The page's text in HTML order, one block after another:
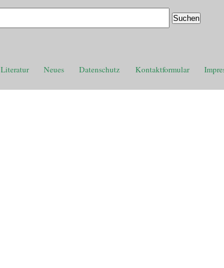
Literatur Neues Datenschutz Kontaktformular